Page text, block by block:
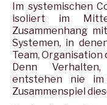
Im systemischen Coaching steht der Mensch nicht
isoliert im
Zusammenhang
Systemen, in
Team, Organisation
Denn
entstehen nie im
Zusammenspiel